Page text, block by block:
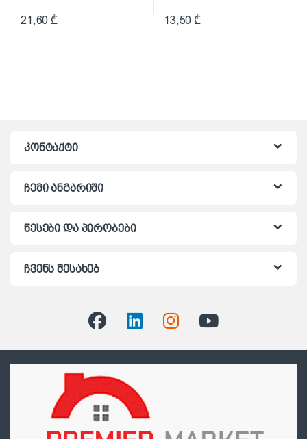
21,60 ₾ 13,50 ₾
კონტაქტი
ჩემი ანგარიში
წესები და პირობები
ჩვენს შესახებ